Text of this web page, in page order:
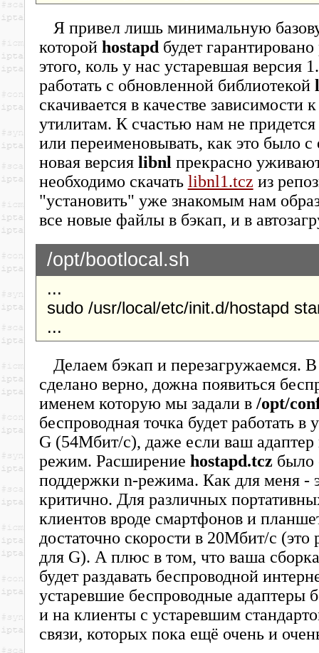
Я привел лишь минимальную
которой hostapd будет
этого, коль у нас устаревшая версия
работать с обновленной библиотекой
скачивается в качестве зависимости
утилитам. К счастью нам не
или переименовывать, как это было с
новая версия libnl прекрасно
необходимо скачать libnl1.tcz из
"установить" уже знакомым нам
все новые файлы в бэкап, и в
/opt/bootlocal.sh
...
sudo /usr/local/etc/init.d/hostapd
...
Делаем бэкап и перезагружаемся. В
сделано верно, дожна появиться
именем которую мы задали в /opt/
беспроводная точка будет работать
G (54Мбит/с), даже если ваш адаптер
режим. Расширение hostapd.tcz было
поддержки n-режима. Как для меня -
критично. Для различных
клиентов вроде смартфонов и
достаточно скорости в 20Мбит/с (это
для G). А плюс в том, что ваша
будет раздавать беспроводной
устаревшие беспроводные адаптеры
и на клиенты с устаревшим
связи, которых пока ещё очень и